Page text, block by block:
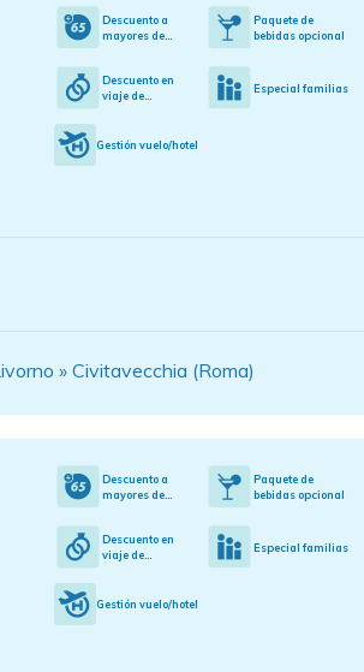
Descuento a
mayores de...
Paquete de
bebidas opcional
Descuento en
viaje de...
Especial familias
Gestión vuelo/hotel
» Civitavecchia (Roma)
Descuento a
mayores de...
Paquete de
bebidas opcional
Descuento en
viaje de...
Especial familias
Gestión vuelo/hotel